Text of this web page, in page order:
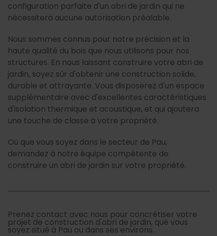
configuration parfaite d'un abri de jardin qui ne
nécessitera aucune autorisation préalable.
Nous sommes connus pour notre précision et la
haute qualité du bois que nous utilisons pour nos
structures. En nous laissant construire votre abri de
jardin, soyez sûr d'obtenir une construction solide,
durable et attrayante. Vous disposerez d'un espace
supplémentaire avec d'excellentes caractéristiques
d'isolation thermique et acoustique, et qui ajoutera
une touche de classe à votre propriété.
Où que vous soyez dans le secteur de Pau,
demandez à notre équipe compétente de
construire un abri de jardin sur votre propriété.
Prenez contact avec nous pour concrétiser votre
projet de construction d'abri de jardin, que vous
soyez situé à Pau ou dans ses environs.